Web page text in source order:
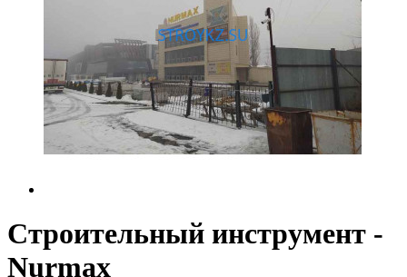
Строительный инструмент -
Nurmax